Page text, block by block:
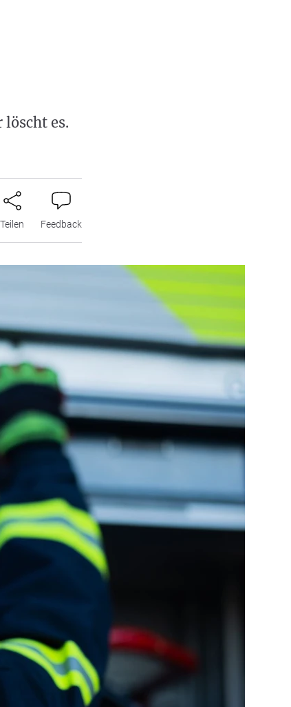
es.
Teilen Feedback